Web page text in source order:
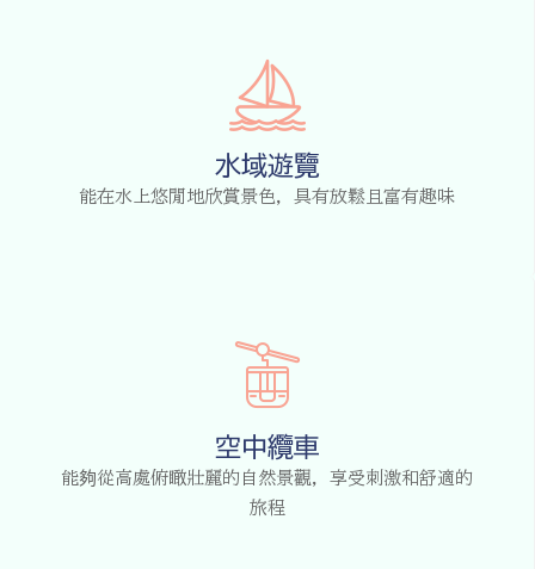
水域遊覽
能在水上悠閒地欣賞景色，具有放鬆且富有趣味
空中纜車
能夠從高處俯瞰壯麗的自然景觀，享受刺激和舒適的
旅程